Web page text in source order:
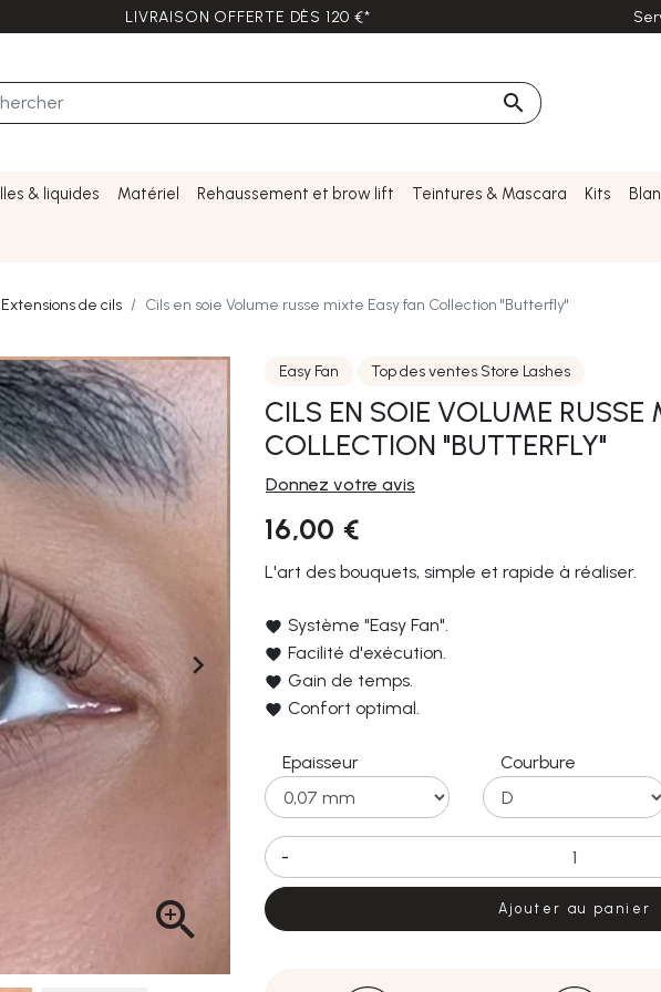
LIVRAISON OFFERTE DÈS 120 €*

& liquides Matériel Rehaussement et brow lift Teintures & Mascara Kits
Extensions de cils Cils en soie Volume russe mixte Easy fan Collection "Butterfly"


Easy Fan Top des ventes Store Lashes
CILS EN SOIE VOLUME RUSSE
COLLECTION "BUTTERFLY"
Donnez votre avis
16,00 €
L'art des bouquets, simple et rapide à réaliser.
Système "Easy Fan".
Facilité d'exécution.
Gain de temps.
Confort optimal.
Epaisseur Courbure
-
Ajouter au panier